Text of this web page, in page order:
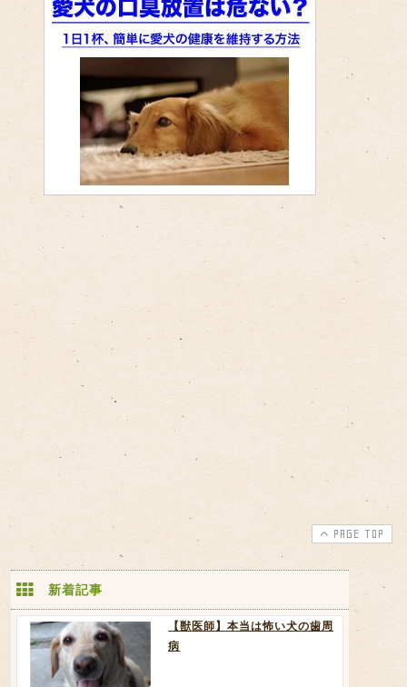
PAGE TOP
新着記事
【獣医師】本当は怖い犬の歯周
病